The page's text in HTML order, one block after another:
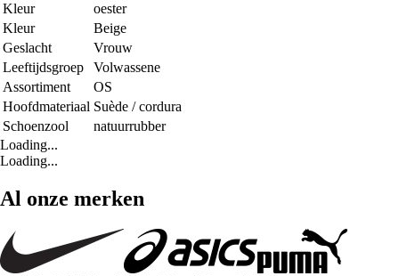
Kleur
oester
Kleur
Beige
Geslacht
Vrouw
Leeftijdsgroep
Volwassene
Assortiment
OS
Hoofdmateriaal Suède / cordura
Schoenzool
natuurrubber
Loading...
Loading...
Al onze merken